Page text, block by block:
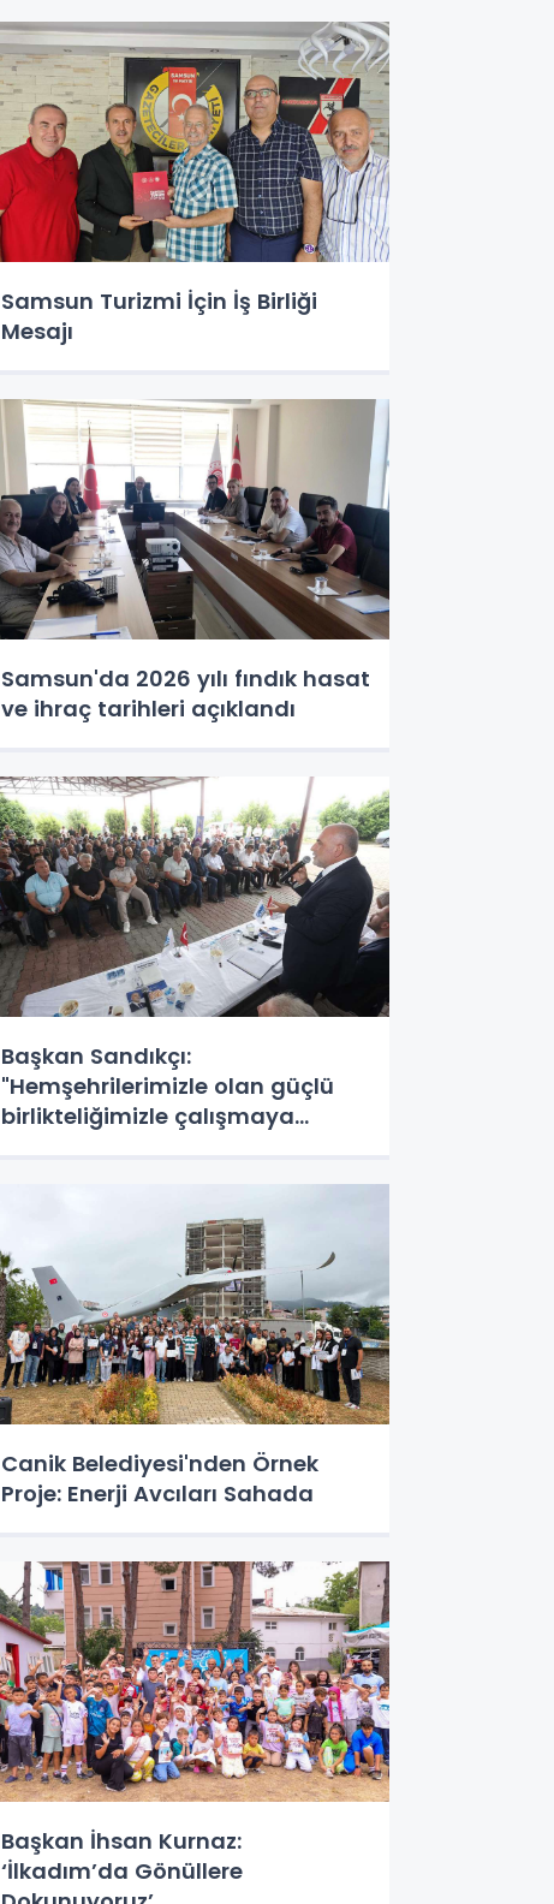
Samsun Turizmi İçin İş Birliği
Mesajı
Samsun'da 2026 yılı fındık hasat
ve ihraç tarihleri açıklandı
Başkan Sandıkçı:
"Hemşehrilerimizle olan güçlü
birlikteliğimizle çalışmaya
Canik Belediyesi'nden Örnek
Proje: Enerji Avcıları Sahada
Başkan İhsan Kurnaz:
‘İlkadım’da Gönüllere